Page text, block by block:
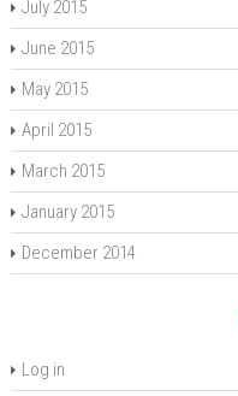
July 2015
June 2015
May 2015
April 2015
March 2015
January 2015
December 2014
Log in